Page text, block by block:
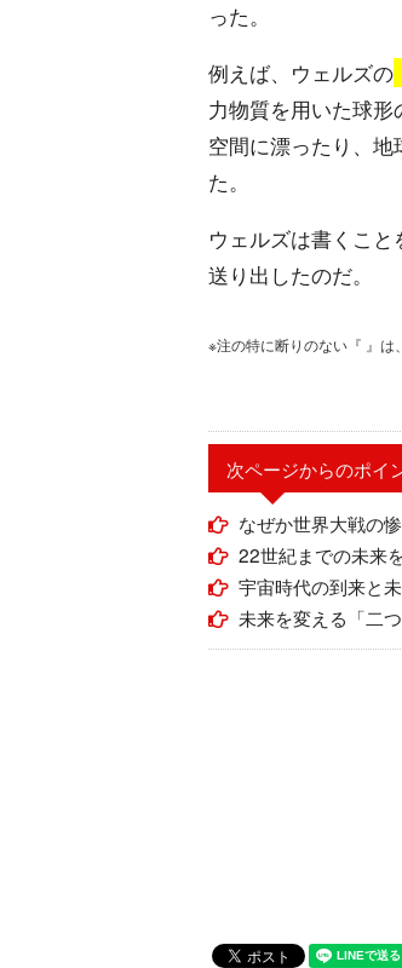
った。
例えば、ウェルズの
力物質を用いた球
空間に漂ったり、
た。
ウェルズは書くこ
送り出したのだ。
※注の特に断りのない『 』は
次ページからのポイ
なぜか世界大戦の
22世紀までの未来
宇宙時代の到来と
未来を変える「二つ